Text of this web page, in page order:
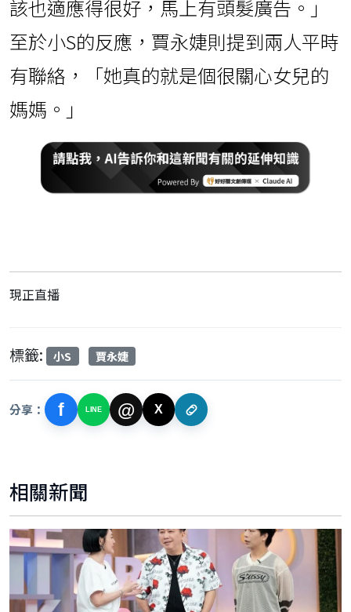
該也適應得很好，馬上有頭髮廣告。」
至於小S的反應，賈永婕則提到兩人平時
有聯絡，「她真的就是個很關心女兒的
媽媽。」
現正直播
標籤: 小S 賈永婕
分享： f LINE @ X
相關新聞